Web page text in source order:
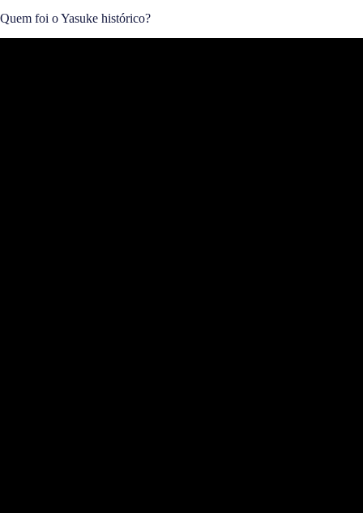
Quem foi o Yasuke histórico?